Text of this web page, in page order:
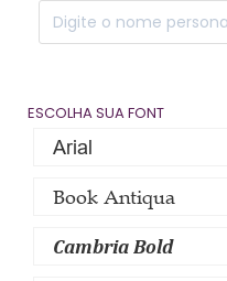
ESCOLHA SUA FONT
Arial
Book Antiqua
Cambria Bold